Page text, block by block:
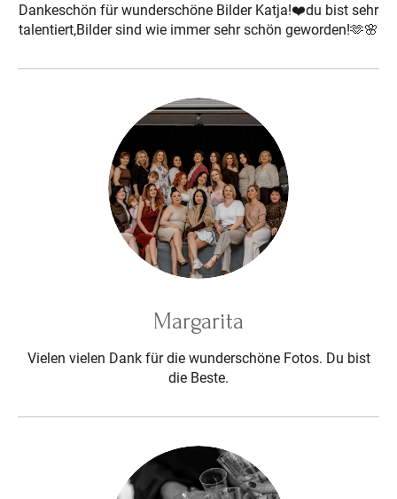
Dankeschön für wunderschöne Bilder Katja!❤️du bist sehr
talentiert,Bilder sind wie immer sehr schön geworden!🫶🌸
Margarita
Vielen vielen Dank für die wunderschöne Fotos. Du bist
die Beste.